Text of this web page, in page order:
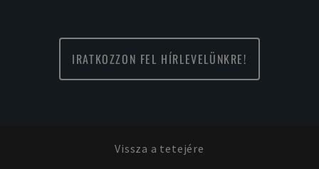
IRATKOZZON FEL HÍRLEVELÜNKRE!
Vissza a tetejére